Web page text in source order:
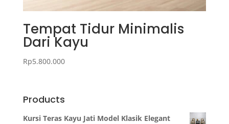
Tempat Tidur Minimalis
Dari Kayu
Rp5.800.000
Products
Kursi Teras Kayu Jati Model Klasik Elegant